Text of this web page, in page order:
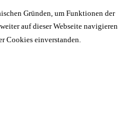
Gründen, um Funktionen der
auf dieser Webseite navigieren
Cookies einverstanden.